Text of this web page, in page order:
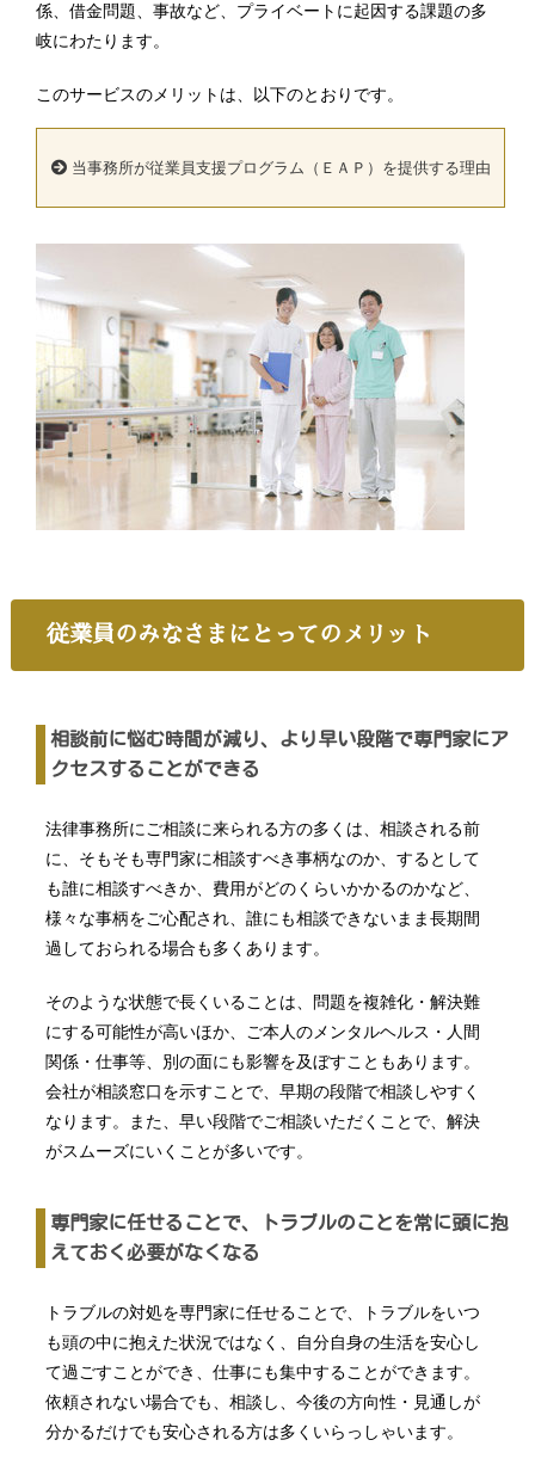
係、借金問題、事故など、プライベートに起因する課題の多
岐にわたります。
このサービスのメリットは、以下のとおりです。
当事務所が従業員支援プログラム（ＥＡＰ）を提供する理由
従業員のみなさまにとってのメリット
相談前に悩む時間が減り、より早い段階で専門家にア
クセスすることができる
法律事務所にご相談に来られる方の多くは、相談される前
に、そもそも専門家に相談すべき事柄なのか、するとして
も誰に相談すべきか、費用がどのくらいかかるのかなど、
様々な事柄をご心配され、誰にも相談できないまま長期間
過しておられる場合も多くあります。
そのような状態で長くいることは、問題を複雑化・解決難
にする可能性が高いほか、ご本人のメンタルヘルス・人間
関係・仕事等、別の面にも影響を及ぼすこともあります。
会社が相談窓口を示すことで、早期の段階で相談しやすく
なります。また、早い段階でご相談いただくことで、解決
がスムーズにいくことが多いです。
専門家に任せることで、トラブルのことを常に頭に抱
えておく必要がなくなる
トラブルの対処を専門家に任せることで、トラブルをいつ
も頭の中に抱えた状況ではなく、自分自身の生活を安心し
て過ごすことができ、仕事にも集中することができます。
依頼されない場合でも、相談し、今後の方向性・見通しが
分かるだけでも安心される方は多くいらっしゃいます。